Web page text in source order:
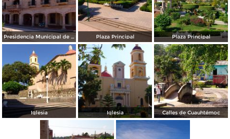
Presidencia Municipal de Cuauhtémoc Plaza Principal Plaza Principal
Iglesia Iglesia Calles de Cuauhtémoc